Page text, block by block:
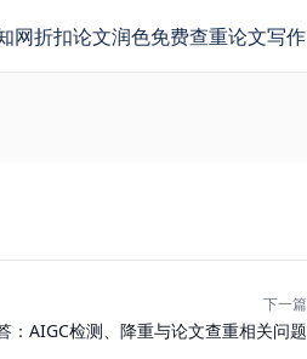
网折扣论文润色免费查重论文写作
下一篇
：AIGC检测、降重与论文查重相关问题